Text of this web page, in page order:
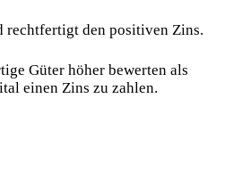
rechtfertigt den positiven Zins.
Güter höher bewerten als
einen Zins zu zahlen.